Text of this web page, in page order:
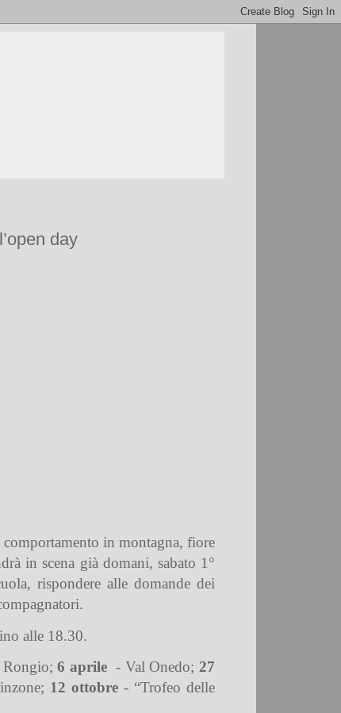
day
in montagna, fiore
in scena già domani, sabato 1°
rispondere alle domande dei
alle 18.30.
Rongio;6 aprile- Val Onedo; 27
12 ottobre- “Trofeo delle